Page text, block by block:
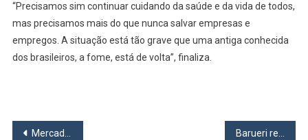
“Precisamos sim continuar cuidando da saúde e da vida de todos,
mas precisamos mais do que nunca salvar empresas e
empregos. A situação está tão grave que uma antiga conhecida
dos brasileiros, a fome, está de volta”, finaliza.
Navegação
MercadoCar Osasco tem diversas vagas de emprego disponíveis Barueri realiza audiência pública on-line para elaboração do orçamento de 2022